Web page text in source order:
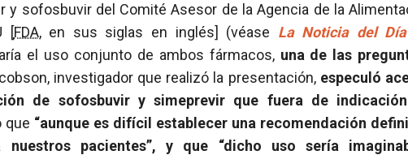
y sofosbuvir del Comité Asesor de la Agencia de la
[FDA, en sus siglas en inglés] (véase La Noticia del
el uso conjunto de ambos fármacos, una de las
investigador que realizó la presentación,especuló
de sofosbuvir y simeprevir que fuera de
que “aunque es difícil establecer una recomendación
nuestros pacientes”, y que “dicho uso sería